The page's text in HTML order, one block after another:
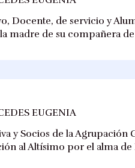
Docente, de servicio y
madre de su compañera
EUGENIA
y Socios de la
al Altísimo por el alma